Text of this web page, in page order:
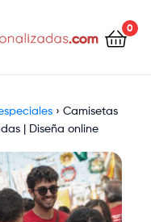
0
› Camisetas
| Diseña online